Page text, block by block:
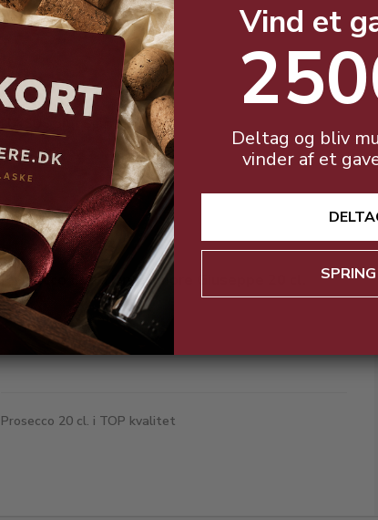
LUKSUS Brut Spumante
Prosecco Extra Dry Signore Giuseppe 20 cl.
10,5%
Prosecco 20 cl. i TOP kvalitet
Vind et
Deltag og bliv
vinder af et